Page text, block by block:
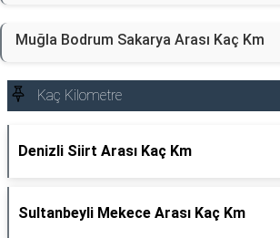
Muğla Bodrum Sakarya Arası Kaç Km
Kaç Kilometre
Denizli Siirt Arası Kaç Km
Sultanbeyli Mekece Arası Kaç Km